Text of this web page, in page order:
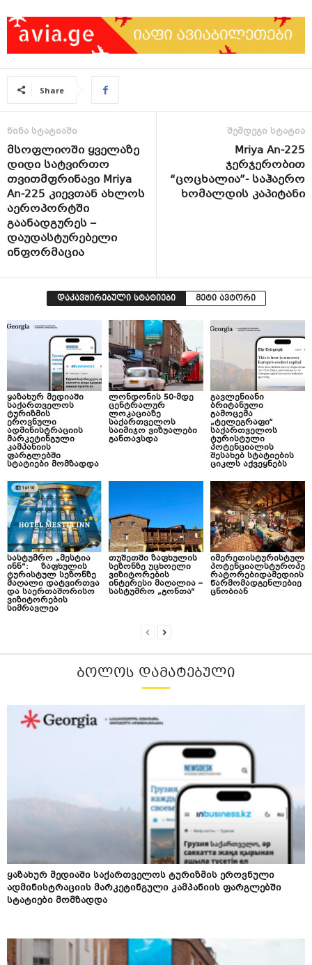
Share
წინა სტატიაში
მსოფლიოში ყველაზე
დიდი სატვირთო
თვითმფრინავი Mriya
An-225 კიევთან ახლოს
აეროპორტში
გაანადგურეს –
დაუდასტურებელი
ინფორმაცია
შემდეგი სტატია
Mriya An-225
ჯერჯერობით
“ცოცხალია”- საჰაერო
ხომალდის კაპიტანი
დაკავშირებული სტატიები მეტი ავტორი
ყაზახურ მედიაში
საქართველოს
ტურიზმის
ეროვნული
ადმინისტრაციის
მარკეტინგული
კამპანიის
ფარგლებში
სტატიები მომზადდა
ლონდონის 50-მდე
ცენტრალურ
ლოკაციაზე
საქართველოს
საიმიჯო ვიზუალები
განთავსდა
გავლენიანი
ბრიტანული
გამოცემა
„ტელეგრაფი“
საქართველოს
ტურისტული
პოტენციალის
შესახებ სტატიების
ციკლს აქვეყნებს
სასტუმრო „მესტია
ინნ“: ზაფხულის
ტურისტულ სეზონზე
მაღალი დატვირთვა
და საერთაშორისო
ვიზიტორების
სიმრავლეა
თუშეთში ზაფხულის
სეზონზე უცხოელი
ვიზიტორების
ინტერესი მაღალია –
სასტუმრო „გონთა“
იმერეთისტურისტულ
პოტენციალსტუროპე
რატორებიდამედიის
წარმომადგენლებიე
ცნობიან
ᲑᲝᲚᲝᲡ ᲓᲐᲛᲐᲢᲔᲑᲣᲚᲘ
ყაზახურ მედიაში საქართველოს ტურიზმის ეროვნული
ადმინისტრაციის მარკეტინგული კამპანიის ფარგლებში
სტატიები მომზადდა